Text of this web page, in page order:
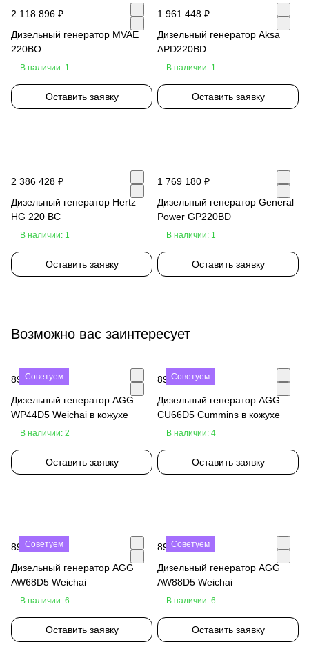
2 118 896 ₽
Дизельный генератор MVAE
220BO
В наличии: 1
Оставить заявку
1 961 448 ₽
Дизельный генератор Aksa
APD220BD
В наличии: 1
Оставить заявку
2 386 428 ₽
Дизельный генератор Hertz
HG 220 BC
В наличии: 1
Оставить заявку
1 769 180 ₽
Дизельный генератор General
Power GP220BD
В наличии: 1
Оставить заявку
Возможно вас заинтересует
Советуем
890 000 ₽
Дизельный генератор AGG
WP44D5 Weichai в кожухе
В наличии: 2
Оставить заявку
Советуем
890 000 ₽
Дизельный генератор AGG
CU66D5 Cummins в кожухе
В наличии: 4
Оставить заявку
Советуем
890 000 ₽
Дизельный генератор AGG
AW68D5 Weichai
В наличии: 6
Оставить заявку
Советуем
890 000 ₽
Дизельный генератор AGG
AW88D5 Weichai
В наличии: 6
Оставить заявку